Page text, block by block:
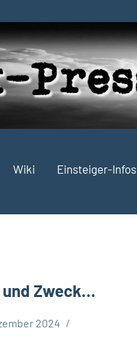
Wiki Einsteiger-Infos
und Zweck…
2024